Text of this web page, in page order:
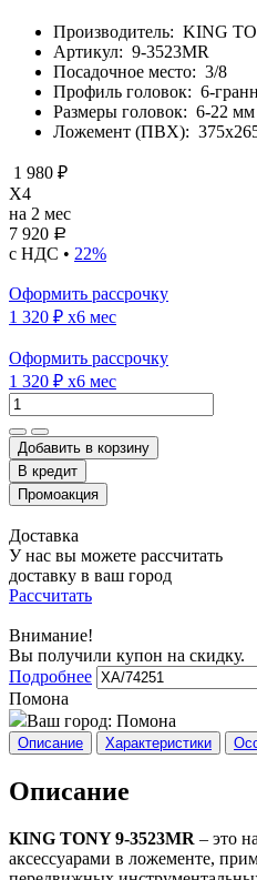
Производитель: KING
Артикул: 9-3523MR
Посадочное место: 3/8
Профиль головок: 6-
Размеры головок: 6-22 мм
Ложемент (ПВХ):
1 980 ₽
X4
на 2 мес
7 920 Р
с НДС • 22%
Оформить рассрочку
1 320 ₽ x6 мес
Оформить рассрочку
1 320 ₽ x6 мес
Добавить в корзину
Доставка
У нас вы можете рассчитать
доставку в ваш город
Рассчитать
Внимание!
Вы получили купон на скидку.
Подробнее
Помона
Ваш город: Помона
Описание Характеристики
Описание
KING TONY 9-3523MR – это
аксессуарами в ложементе,